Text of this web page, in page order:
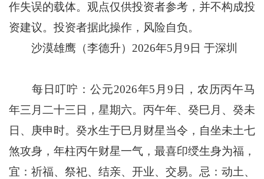
作失误的载体。观点仅供投资者参考，并不构成投
资建议。投资者据此操作，风险自负。
沙漠雄鹰（李德升）2026年5月9日 于深圳
每日叮咛：公元2026年5月9日，农历丙午马
年三月二十三日，星期六。丙午年、癸巳月、癸未
日、庚申时。癸水生于巳月财星当令，自坐未土七
煞攻身，年柱丙午财星一气，最喜印绶生身为福，
宜：祈福、祭祀、结亲、开业、交易。忌：动土、